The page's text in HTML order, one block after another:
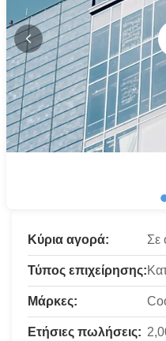
Κύρια αγορά: Σε
Τύπος επιχείρησης:
Μάρκες:
Ετήσιες πωλήσεις: